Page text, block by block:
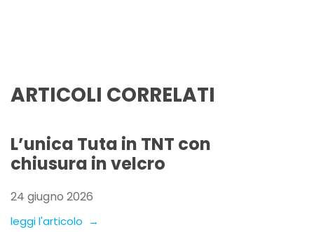
ARTICOLI CORRELATI
L’unica Tuta in TNT con
chiusura in velcro
24 giugno 2026
leggi l'articolo →